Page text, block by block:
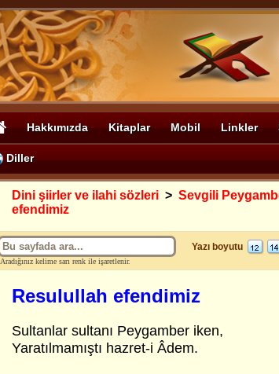
Hakkımızda Kitaplar Mobil Linkler
Diller
Dini şiirler ve ilahi sözleri > Sevgili
efendimiz
Aradığınız kelime sarı renk ile işaretlenir.
Yazı boyutu
Resulullah efendimiz
Sultanlar sultanı Peygamber iken,
Yaratılmamıştı hazret-i Âdem.